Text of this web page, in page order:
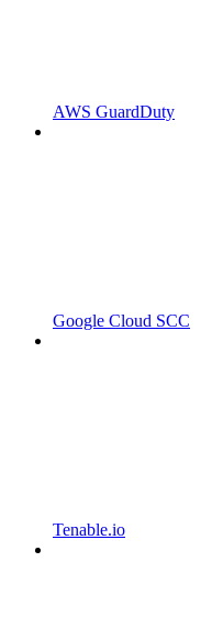
AWS GuardDuty
Google Cloud SCC
Tenable.io